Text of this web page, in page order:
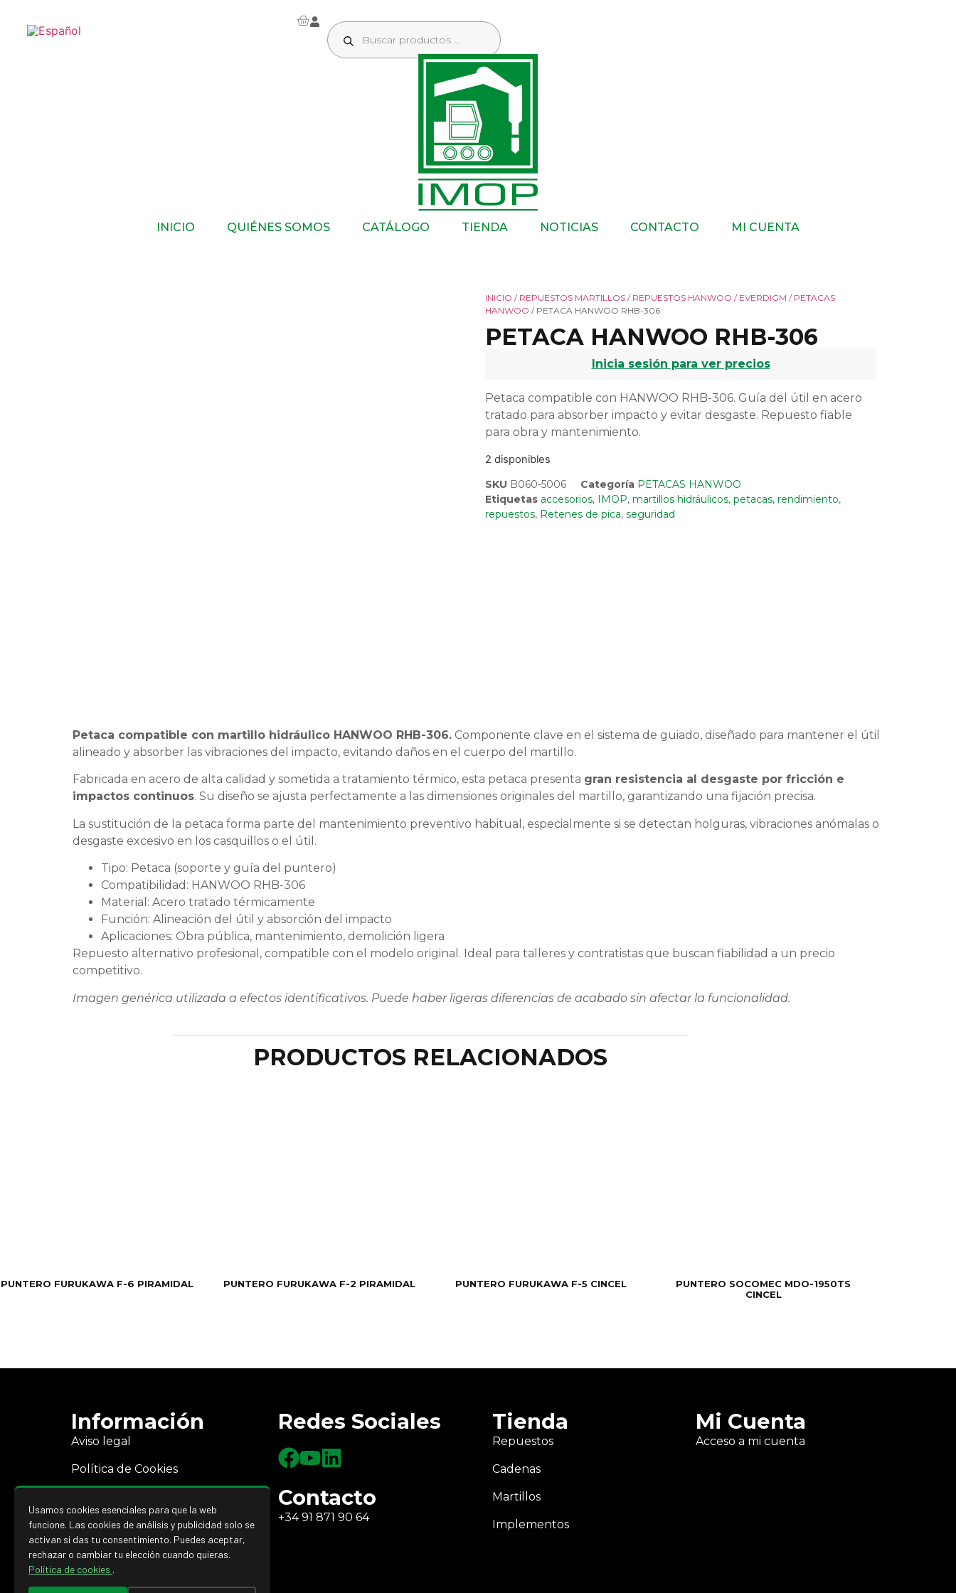
INICIO QUIÉNES SOMOS CATÁLOGO TIENDA NOTICIAS CONTACTO MI CUENTA
INICIO / REPUESTOS MARTILLOS / REPUESTOS HANWOO / EVERDIGM / PETACAS
HANWOO / PETACA HANWOO RHB-306
PETACA HANWOO RHB-306
Inicia sesión para ver precios
Petaca compatible con HANWOO RHB-306. Guía del útil en acero
tratado para absorber impacto y evitar desgaste. Repuesto fiable
para obra y mantenimiento.
2 disponibles
SKU B060-5006 Categoría PETACAS HANWOO
Etiquetas accesorios, IMOP, martillos hidráulicos, petacas, rendimiento,
repuestos, Retenes de pica, seguridad
Petaca compatible con martillo hidráulico HANWOO RHB-306. Componente clave en el sistema de guiado, diseñado para mantener el útil
alineado y absorber las vibraciones del impacto, evitando daños en el cuerpo del martillo.
Fabricada en acero de alta calidad y sometida a tratamiento térmico, esta petaca presenta gran resistencia al desgaste por fricción e
impactos continuos. Su diseño se ajusta perfectamente a las dimensiones originales del martillo, garantizando una fijación precisa.
La sustitución de la petaca forma parte del mantenimiento preventivo habitual, especialmente si se detectan holguras, vibraciones anómalas o
desgaste excesivo en los casquillos o el útil.
Tipo: Petaca (soporte y guía del puntero)
Compatibilidad: HANWOO RHB-306
Material: Acero tratado térmicamente
Función: Alineación del útil y absorción del impacto
Aplicaciones: Obra pública, mantenimiento, demolición ligera
Repuesto alternativo profesional, compatible con el modelo original. Ideal para talleres y contratistas que buscan fiabilidad a un precio
competitivo.
Imagen genérica utilizada a efectos identificativos. Puede haber ligeras diferencias de acabado sin afectar la funcionalidad.
PRODUCTOS RELACIONADOS
PUNTERO FURUKAWA F-6 PIRAMIDAL PUNTERO FURUKAWA F-2 PIRAMIDAL PUNTERO FURUKAWA F-5 CINCEL
PUNTERO SOCOMEC MDO-1950TS
CINCEL
Información
Aviso legal
Política de Cookies
Devoluciones y reembolsos
Redes Sociales
Contacto
+34 91 871 90 64
Tienda
Repuestos
Cadenas
Martillos
Implementos
Mi Cuenta
Acceso a mi cuenta
Usamos cookies esenciales para que la web
funcione. Las cookies de análisis y publicidad solo se
activan si das tu consentimiento. Puedes aceptar,
rechazar o cambiar tu elección cuando quieras.
Política de cookies .